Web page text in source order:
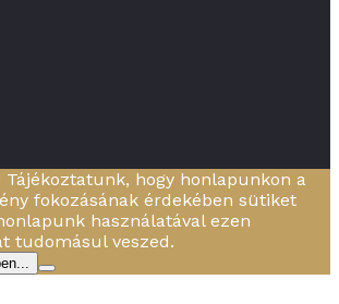
Tájékoztatunk, hogy honlapunkon a
fokozásának érdekében sütiket
használatával ezen
tudomásul veszed.